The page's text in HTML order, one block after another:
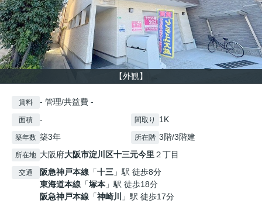
【外観】
賃料 - 管理/共益費 -
面積 - 間取り 1K
築年数 築3年 所在階 3階/3階建
所在地 大阪府大阪市淀川区十三元今里２丁目
交通 阪急神戸本線 「十三 」駅 徒歩8分
東海道本線 「塚本 」駅 徒歩18分
阪急神戸本線 「神崎川 」駅 徒歩17分